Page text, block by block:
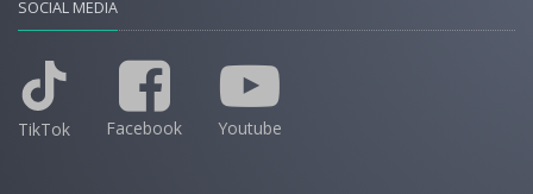
SOCIAL MEDIA
TikTok Facebook Youtube